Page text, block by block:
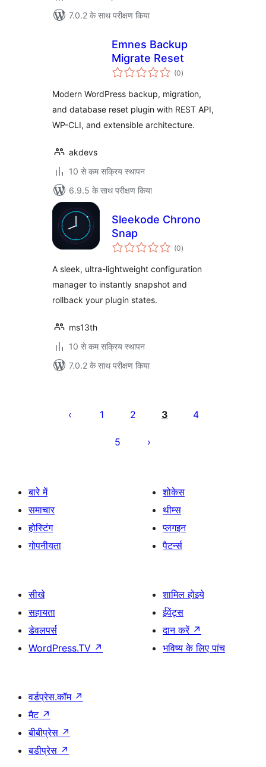
7.0.2 के साथ परीक्षण किया
Emnes Backup
Migrate Reset
(0कुल
दर)
Modern WordPress backup, migration,
and database reset plugin with REST API,
WP-CLI, and extensible architecture.
akdevs
10 से कम सक्रिय स्थापन
6.9.5 के साथ परीक्षण किया
Sleekode Chrono
Snap
(0कुल
दर)
A sleek, ultra-lightweight configuration
manager to instantly snapshot and
rollback your plugin states.
ms13th
10 से कम सक्रिय स्थापन
7.0.2 के साथ परीक्षण किया
पेजिनेशन
1 2 3 4
5
बारे में
समाचार
होस्टिंग
गोपनीयता
शोकेस
थीम्स
प्लगइन
पैटर्न्स
सीखे
सहायता
डेवलपर्स
WordPress.TV ↗
शामिल होइये
ईवेंट्स
दान करें ↗
भविष्य के लिए पांच
वर्डप्रेस.कॉम ↗
मैट ↗
बीबीप्रेस ↗
बडीप्रेस ↗